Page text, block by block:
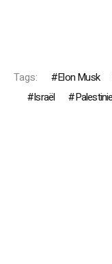
Tags: Elon Musk
Israël